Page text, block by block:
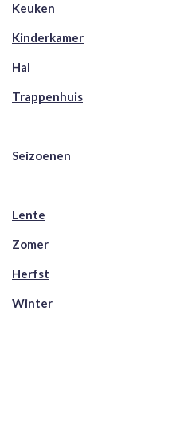
Keuken
Kinderkamer
Hal
Trappenhuis
Seizoenen
Lente
Zomer
Herfst
Winter